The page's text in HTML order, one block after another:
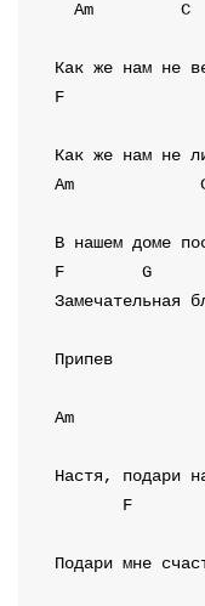
Am C
F
Am
F
G
Замечательная
Припев
Am
F
Подари мне